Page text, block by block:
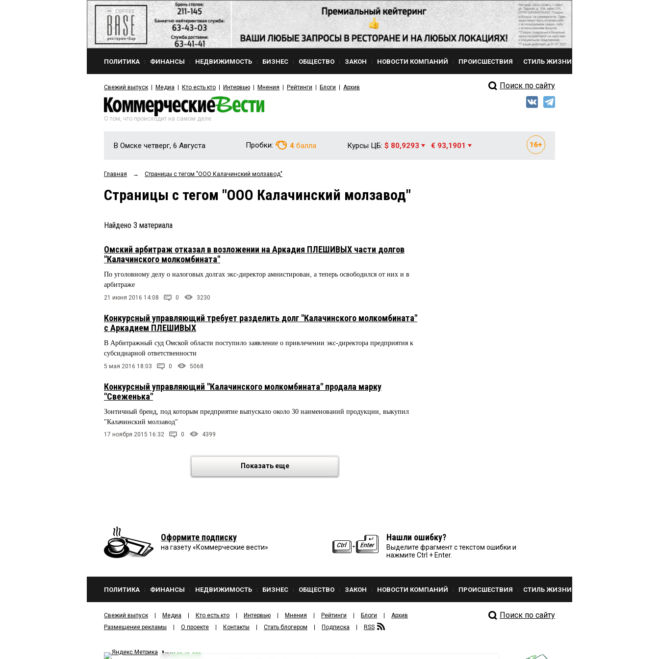
ПОЛИТИКА ФИНАНСЫ НЕДВИЖИМОСТЬ БИЗНЕС ОБЩЕСТВО ЗАКОН НОВОСТИ КОМПАНИЙ ПРОИСШЕСТВИЯ СТИЛЬ ЖИЗНИ
Свежий выпуск Медиа Кто есть кто Интервью Мнения Рейтинги Блоги Архив Поиск по сайту
О том, что происходит на самом деле
В Омске четверг, 6 Августа Пробки: 4 балла Курсы ЦБ: $ 80,9293 € 93,1901
Главная → Страницы c тегом "ООО Калачинский молзавод"
Страницы c тегом "ООО Калачинский молзавод"
Найдено 3 материала
Омский арбитраж отказал в возложении на Аркадия ПЛЕШИВЫХ части долгов
"Калачинского молкомбината"
По уголовному делу о налоговых долгах экс-директор амнистирован, а теперь освободился от них и в
арбитраже
21 июня 2016 14:08 0 3230
Конкурсный управляющий требует разделить долг "Калачинского молкомбината"
с Аркадием ПЛЕШИВЫХ
В Арбитражный суд Омской области поступило заявление о привлечении экс-директора предприятия к
субсидиарной ответственности
5 мая 2016 18:03 0 5068
Конкурсный управляющий "Калачинского молкомбината" продала марку
"Свеженька"
Зонтичный бренд, под которым предприятие выпускало около 30 наименований продукции, выкупил
"Калачинский молзавод"
17 ноября 2015 16:32 0 4399
Показать еще
Оформите подписку
на газету «Коммерческие вести»
Нашли ошибку?
Выделите фрагмент с текстом ошибки и
нажмите Ctrl + Enter.
ПОЛИТИКА ФИНАНСЫ НЕДВИЖИМОСТЬ БИЗНЕС ОБЩЕСТВО ЗАКОН НОВОСТИ КОМПАНИЙ ПРОИСШЕСТВИЯ СТИЛЬ ЖИЗНИ
Свежий выпуск Медиа Кто есть кто Интервью Мнения Рейтинги Блоги
Архив
Размещение рекламы
О проекте Контакты Стать блогером Подписка RSS
Поиск по сайту
kvnews.ru